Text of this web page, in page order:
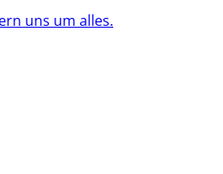
uns um alles.